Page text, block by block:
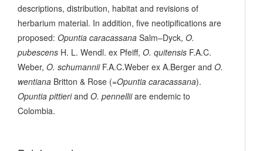
descriptions, distribution, habitat and revisions of
herbarium material. In addition, five neotipifications are
proposed: Opuntia caracassana Salm–Dyck, O.
pubescens H. L. Wendl. ex Pfeiff, O. quitensis F.A.C.
Weber, O. schumannii F.A.C.Weber ex A.Berger and O.
wentiana Britton & Rose (=Opuntia caracassana).
Opuntia pittieriand O. pennelliiare endemic to
Colombia.